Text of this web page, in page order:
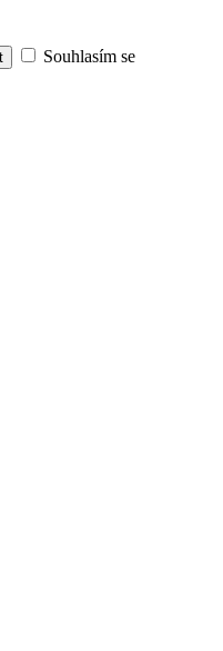
Souhlasím se